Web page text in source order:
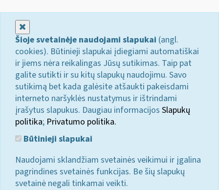
Šioje svetainėje naudojami slapukai (angl.
cookies). Būtinieji slapukai įdiegiami automatiškai
ir jiems nėra reikalingas Jūsų sutikimas. Taip pat
galite sutikti ir su kitų slapukų naudojimu. Savo
sutikimą bet kada galėsite atšaukti pakeisdami
interneto naršyklės nustatymus ir ištrindami
įrašytus slapukus. Daugiau informacijos Slapukų
politika; Privatumo politika.
Būtinieji slapukai
Naudojami sklandžiam svetainės veikimui ir įgalina
pagrindines svetainės funkcijas. Be šių slapukų
svetainė negali tinkamai veikti.